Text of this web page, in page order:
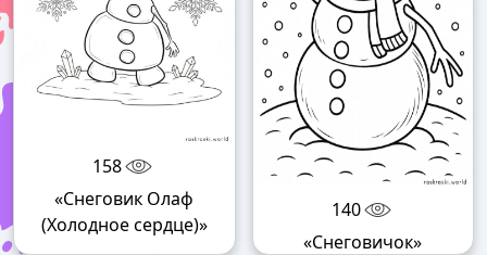
158
«Снеговик Олаф
(Холодное сердце)»
140
«Снеговичок»